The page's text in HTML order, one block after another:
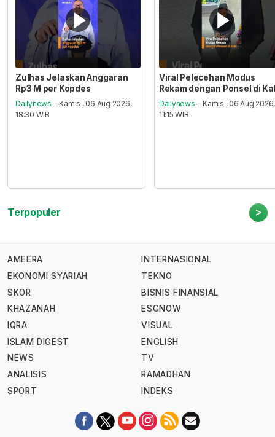
Zulhas Jelaskan Anggaran
Rp3 M per Kopdes
Dailynews - Kamis , 06 Aug 2026,
18:30 WIB
Viral Pelecehan Modus
Rekam dengan Ponsel di
Dailynews - Kamis , 06 Aug 2026,
11:15 WIB
Terpopuler >
AMEERA
EKONOMI SYARIAH
SKOR
KHAZANAH
IQRA
ISLAM DIGEST
NEWS
ANALISIS
SPORT
INTERNASIONAL
TEKNO
BISNIS FINANSIAL
ESGNOW
VISUAL
ENGLISH
TV
RAMADHAN
INDEKS